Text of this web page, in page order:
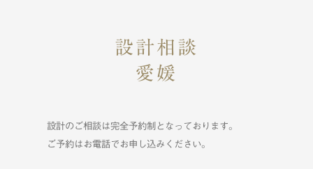
設計相談
愛媛
設計のご相談は完全予約制となっております。
ご予約はお電話でお申し込みください。